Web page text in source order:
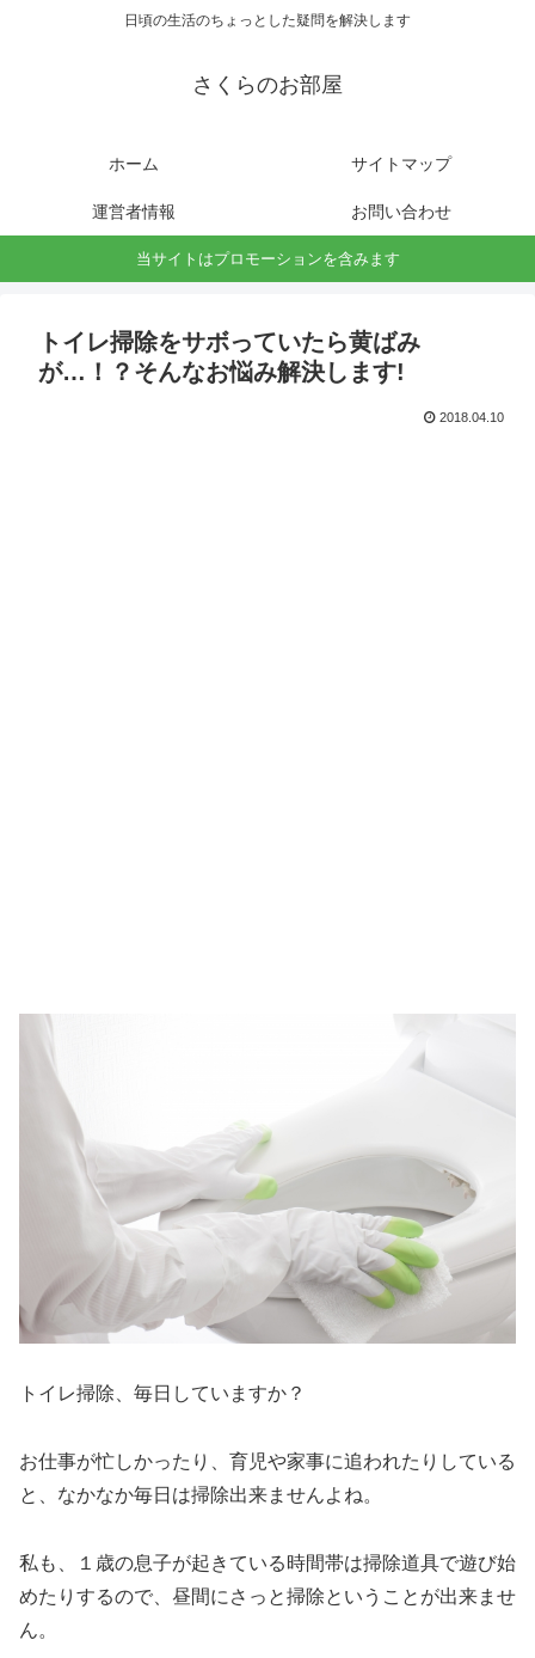
日頃の生活のちょっとした疑問を解決します
さくらのお部屋
ホーム サイトマップ
運営者情報 お問い合わせ
当サイトはプロモーションを含みます
トイレ掃除をサボっていたら黄ばみ
が…！？そんなお悩み解決します!
2018.04.10
トイレ掃除、毎日していますか？
お仕事が忙しかったり、育児や家事に追われたりしている
と、なかなか毎日は掃除出来ませんよね。
私も、１歳の息子が起きている時間帯は掃除道具で遊び始
めたりするので、昼間にさっと掃除ということが出来ませ
ん。